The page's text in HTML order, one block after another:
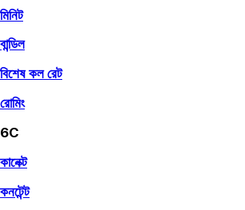
মিনিট
বান্ডিল
বিশেষ কল রেট
রোমিং
6C
কানেক্ট
কনটেন্ট